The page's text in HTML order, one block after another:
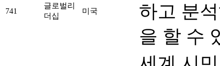
741
글로벌리
더십
미국
하고 분
을 할 수